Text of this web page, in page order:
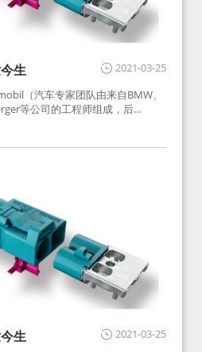
2021-03-25
生
（汽车专家团队由来自BMW、
等公司的工程师组成，后
务及技术在2010年并入
BMW需求用于车载收音机天线连
行业通用标准的射频连接器，被业
2021-03-25
生